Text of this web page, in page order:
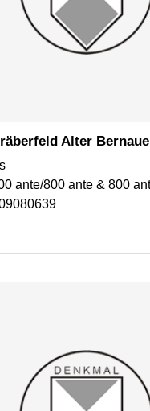
Alter
ante/800 ante & 800